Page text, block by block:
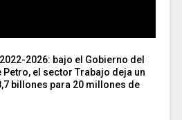
2026: bajo el Gobierno del
el sector Trabajo deja un
billones para 20 millones de